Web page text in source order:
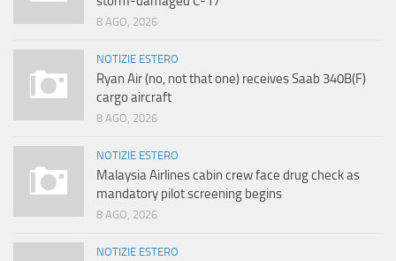
8 AGO, 2026
NOTIZIE ESTERO
Ryan Air (no, not that one) receives Saab 340B(F)
cargo aircraft
8 AGO, 2026
NOTIZIE ESTERO
Malaysia Airlines cabin crew face drug check as
mandatory pilot screening begins
8 AGO, 2026
NOTIZIE ESTERO